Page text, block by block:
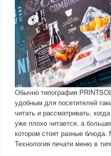
Обычно типография
удобным для посетителей
читать и рассматривать,
уже плохо читается, а
котором стоят разные
Технология печати меню в